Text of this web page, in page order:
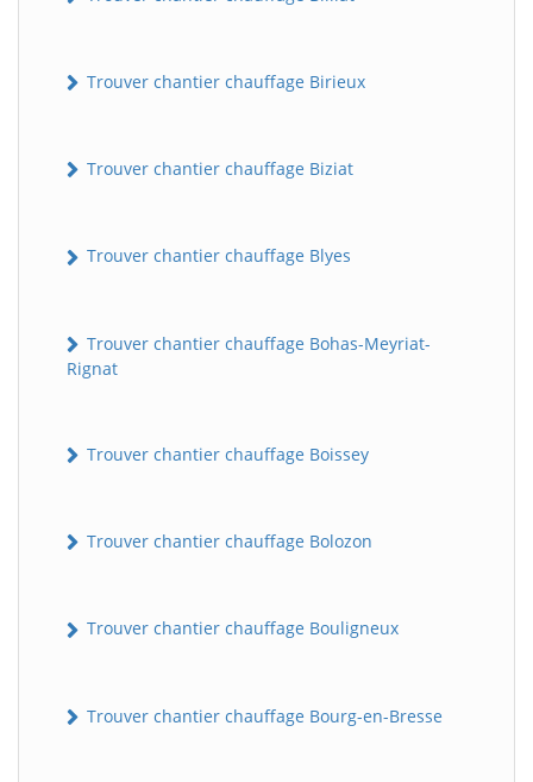
Trouver chantier chauffage Birieux
Trouver chantier chauffage Biziat
Trouver chantier chauffage Blyes
Trouver chantier chauffage Bohas-Meyriat-
Rignat
Trouver chantier chauffage Boissey
Trouver chantier chauffage Bolozon
Trouver chantier chauffage Bouligneux
Trouver chantier chauffage Bourg-en-Bresse